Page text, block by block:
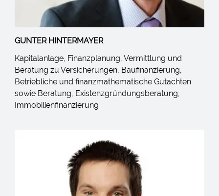
GUNTER HINTERMAYER
Kapitalanlage, Finanzplanung, Vermittlung und
Beratung zu Versicherungen, Baufinanzierung,
Betriebliche und finanzmathematische Gutachten
sowie Beratung, Existenzgründungsberatung,
Immobilienfinanzierung